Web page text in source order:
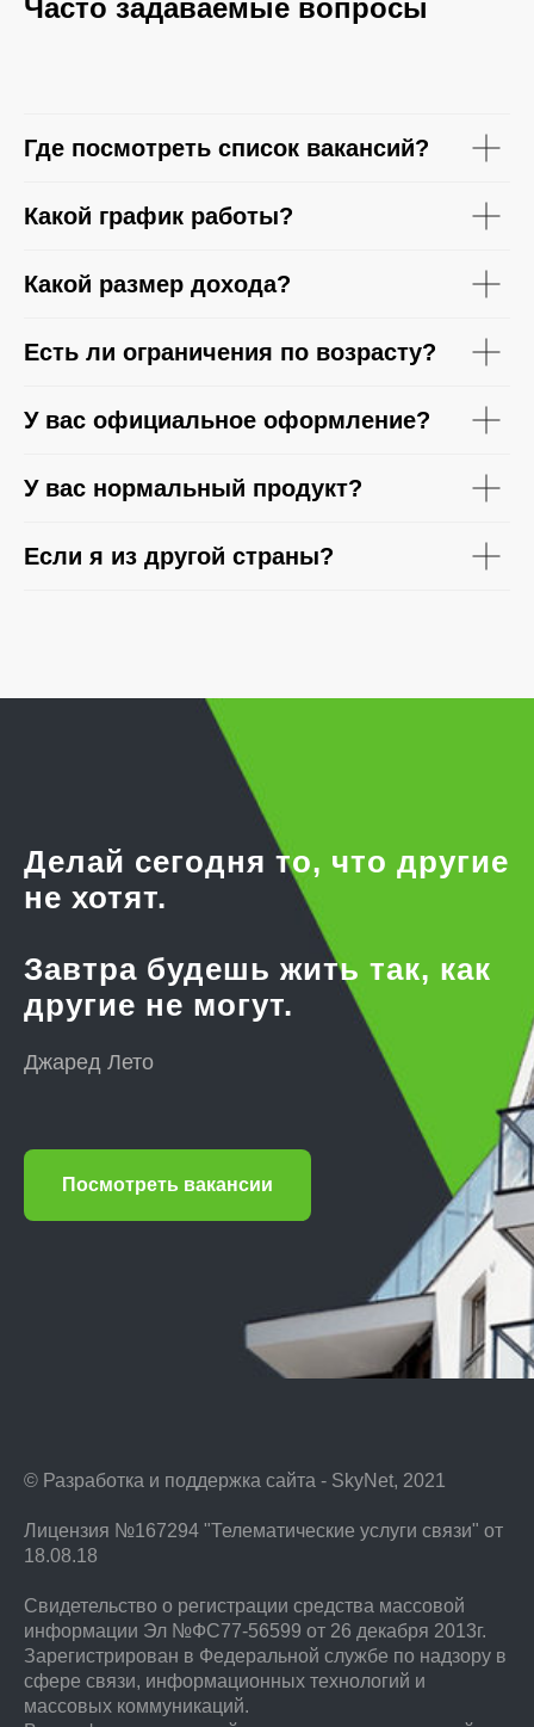
Часто задаваемые вопросы
Где посмотреть список вакансий?
Какой график работы?
Какой размер дохода?
Есть ли ограничения по возрасту?
У вас официальное оформление?
У вас нормальный продукт?
Если я из другой страны?
Делай сегодня то, что другие
не хотят.
Завтра будешь жить так, как
другие не могут.
Джаред Лето
Посмотреть вакансии
© Разработка и поддержка сайта - SkyNet, 2021
Лицензия №167294 "Телематические услуги связи" от
18.08.18
Свидетельство о регистрации средства массовой
информации Эл №ФС77-56599 от 26 декабря 2013г.
Зарегистрирован в Федеральной службе по надзору в
сфере связи, информационных технологий и
массовых коммуникаций.